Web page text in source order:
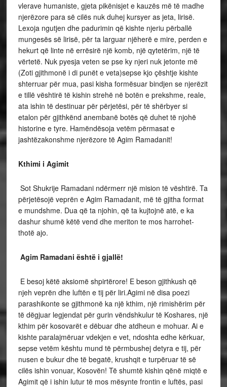
vlerave humaniste, gjeta pikënisjet e kauzës më të madhe
njerëzore para së cilës nuk duhej kursyer as jeta, lirisë.
Lexoja ngutjen dhe padurimin që kishte njeriu përballë
mungesës së lirisë, për ta larguar njëherë e mire, perden e
hekurt që linte në errësirë një komb, një qytetërim, një të
vërtetë. Nuk pyesja veten se pse ky njeri nuk jetonte më
(Zoti gjithmonë i di punët e veta)sepse kjo çështje kishte
shterruar për mua, pasi kisha formësuar bindjen se njerëzit
e tillë vështirë të kishin strehë në botën e prekshme, reale,
ata ishin të destinuar për përjetësi, për të shërbyer si
etalon për gjithkënd anembanë botës që duhet të njohë
historine e tyre. Hamëndësoja vetëm përmasat e
jashtëzakonshme njerëzore të Agim Ramadanit!
Kthimi i Agimit
Sot Shukrije Ramadani ndërmerr një mision të vështirë. Ta
përjetësojë veprën e Agim Ramadanit, më të gjitha format
e mundshme. Dua që ta njohin, që ta kujtojnë atë, e ka
dashur shumë këtë vend dhe meriton te mos harrohet-
thotë ajo.
Agim Ramadani është i gjallë!
E besoj këtë aksiomë shpirtërore! E beson gjithkush që
njeh veprën dhe luftën e tij për liri.Agimi në disa poezi
parashikonte se gjithmonë ka një kthim, një rimishërim për
të dëgjuar legjendat për gurin vëndshkulur të Koshares, një
kthim për kosovarët e dëbuar dhe atdheun e mohuar. Ai e
kishte paralajmëruar vdekjen e vet, ndoshta edhe kërkuar,
sepse vetëm kështu mund të përmbushej detyra e tij, për
nusen e bukur dhe të begatë, krushqit e turpëruar të së
cilës ishin vonuar, Kosovën! Të shumtë kishin qënë miqtë e
Agimit që i ishin lutur të mos mësynte frontin e luftës, pasi